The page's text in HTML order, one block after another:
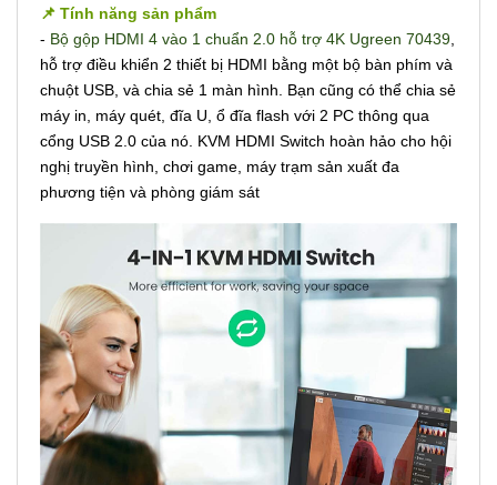
📌 Tính năng sản phẩm
- Bộ gộp HDMI 4 vào 1 chuẩn 2.0 hỗ trợ 4K Ugreen 70439
hỗ trợ điều khiển 2 thiết bị HDMI bằng một bộ bàn phím và
chuột USB, và chia sẻ 1 màn hình. Bạn cũng có thể chia sẻ
máy in, máy quét, đĩa U, ổ đĩa flash với 2 PC thông qua
cổng USB 2.0 của nó. KVM HDMI Switch hoàn hảo cho hội
nghị truyền hình, chơi game, máy trạm sản xuất đa
phương tiện và phòng giám sát